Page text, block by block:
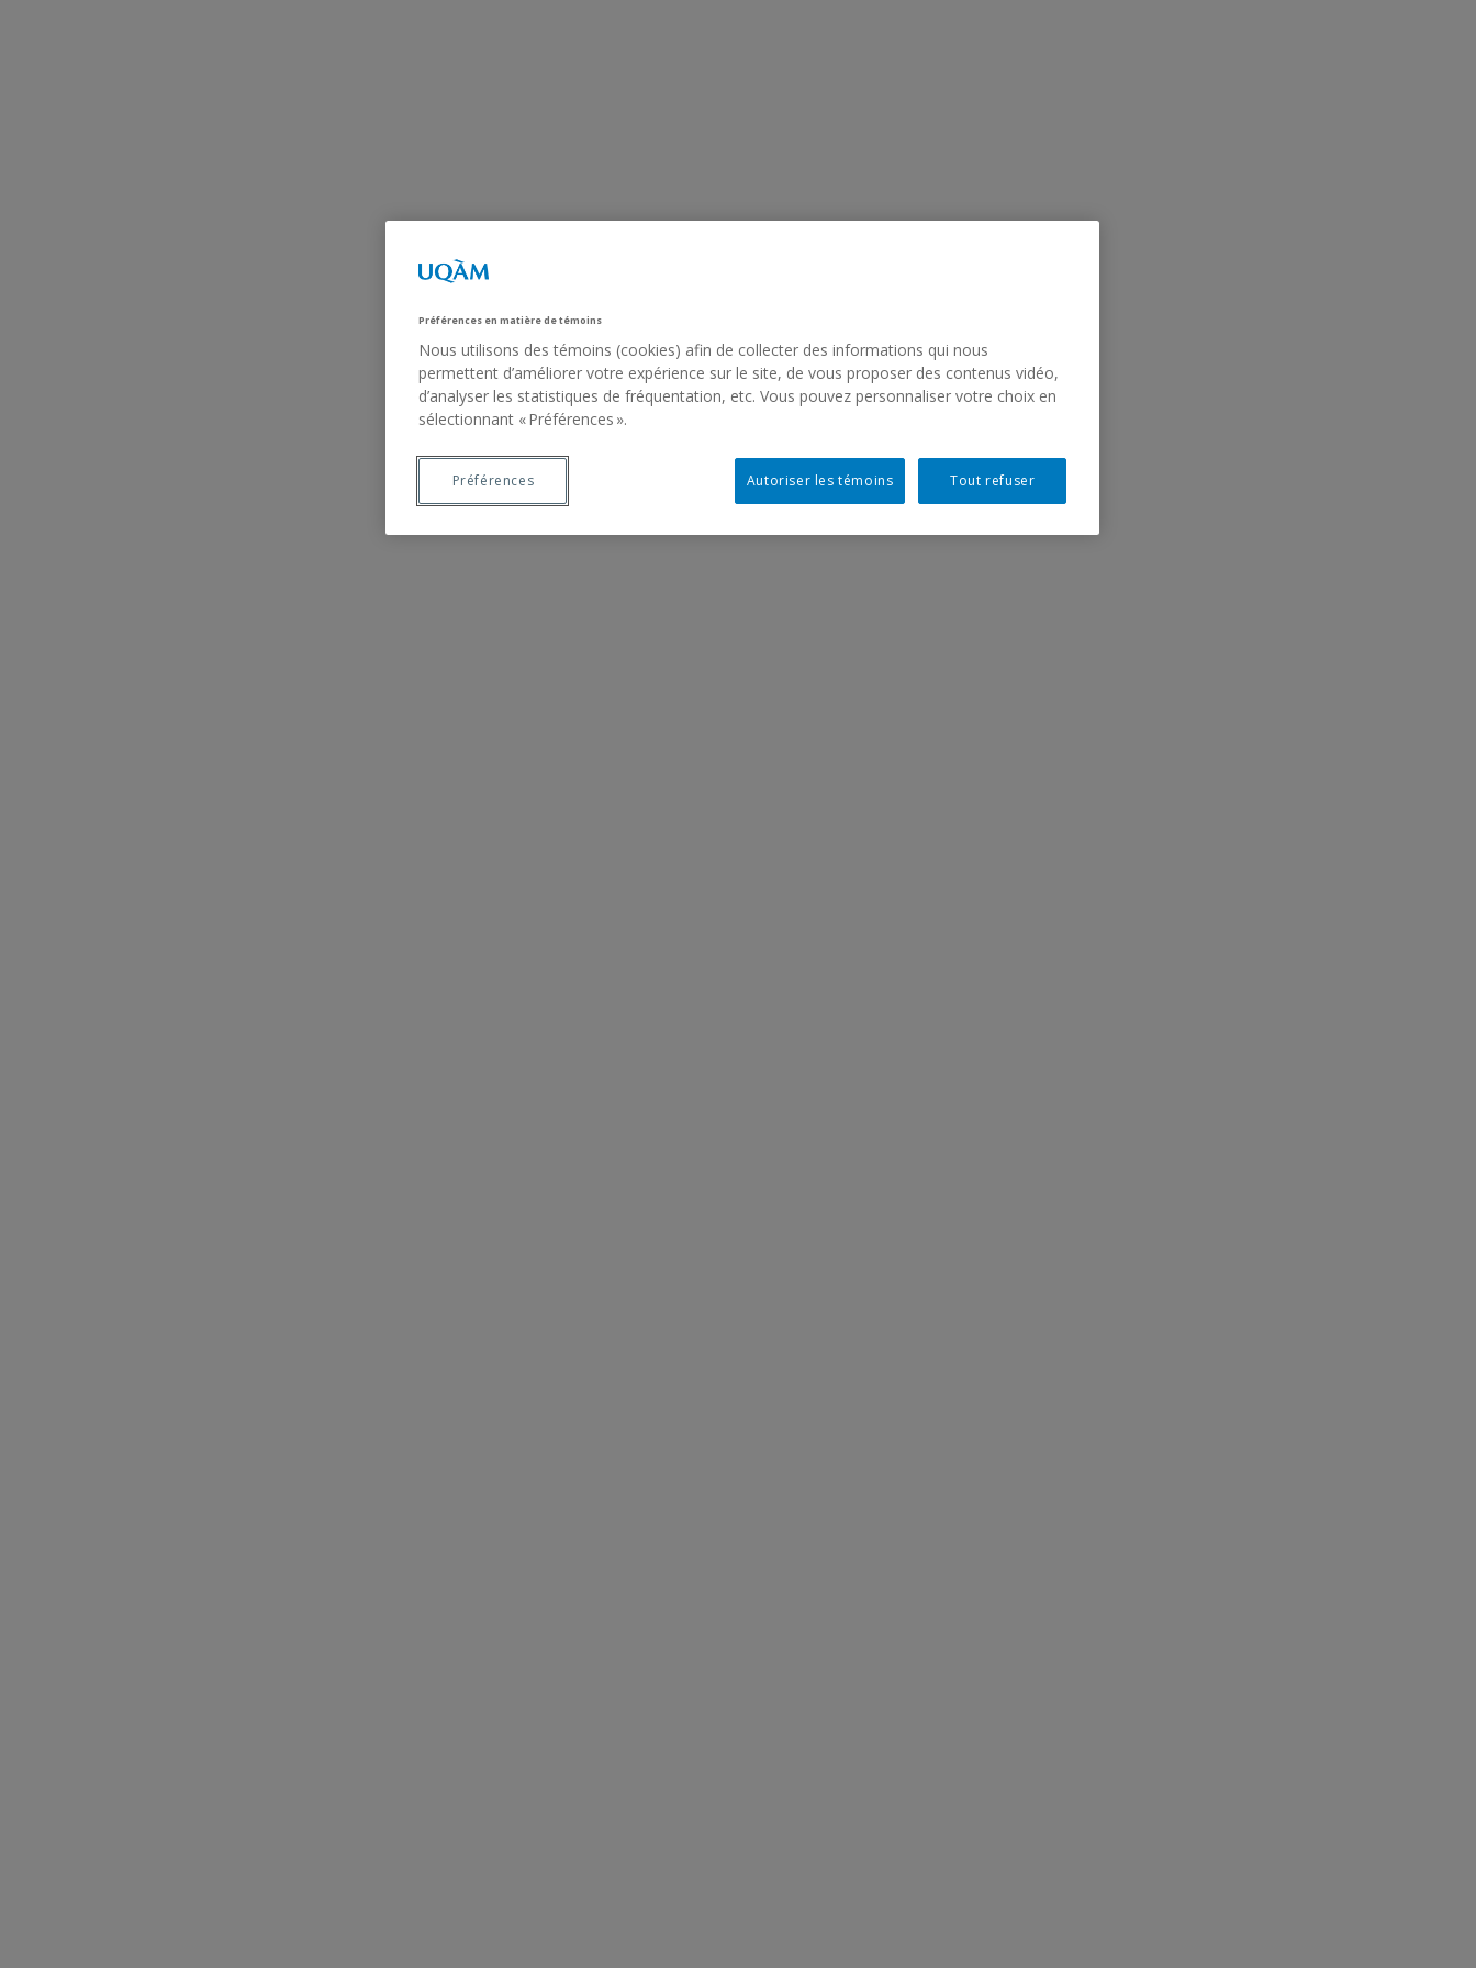
Préférences en matière de témoins
Nous utilisons des témoins (cookies) afin de collecter des informations qui nous
permettent d’améliorer votre expérience sur le site, de vous proposer des contenus vidéo,
d’analyser les statistiques de fréquentation, etc. Vous pouvez personnaliser votre choix en
sélectionnant « Préférences ».
Tout refuser
Autoriser les témoins
Préférences